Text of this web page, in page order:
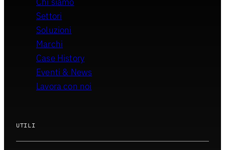
Settori
Soluzioni
Marchi
Case History
Eventi & News
Lavora con noi
UTILI